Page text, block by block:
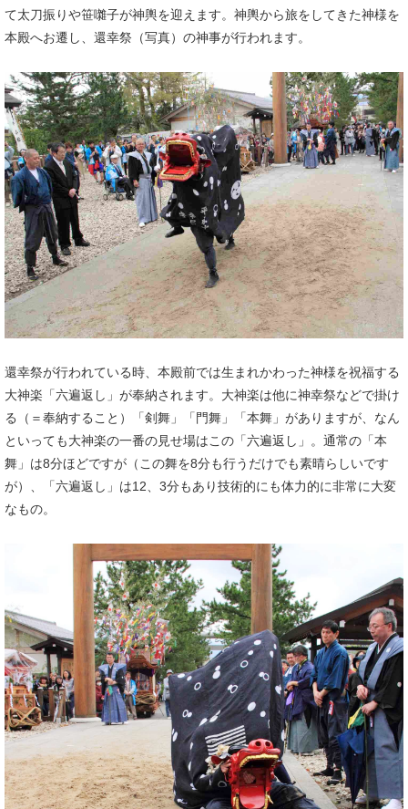
て太刀振りや笹囃子が神輿を迎えます。神輿から旅をしてきた神様を
本殿へお遷し、還幸祭（写真）の神事が行われます。
還幸祭が行われている時、本殿前では生まれかわった神様を祝福する
大神楽「六遍返し」が奉納されます。大神楽は他に神幸祭などで掛け
る（＝奉納すること）「剣舞」「門舞」「本舞」がありますが、なん
といっても大神楽の一番の見せ場はこの「六遍返し」。通常の「本
舞」は8分ほどですが（この舞を8分も行うだけでも素晴らしいです
が）、「六遍返し」は12、3分もあり技術的にも体力的に非常に大変
なもの。